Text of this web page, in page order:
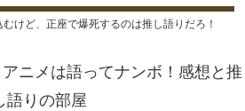
けど、正座で爆死するのは推し語りだろ！
ニメは語ってナンボ！感想と推
語りの部屋